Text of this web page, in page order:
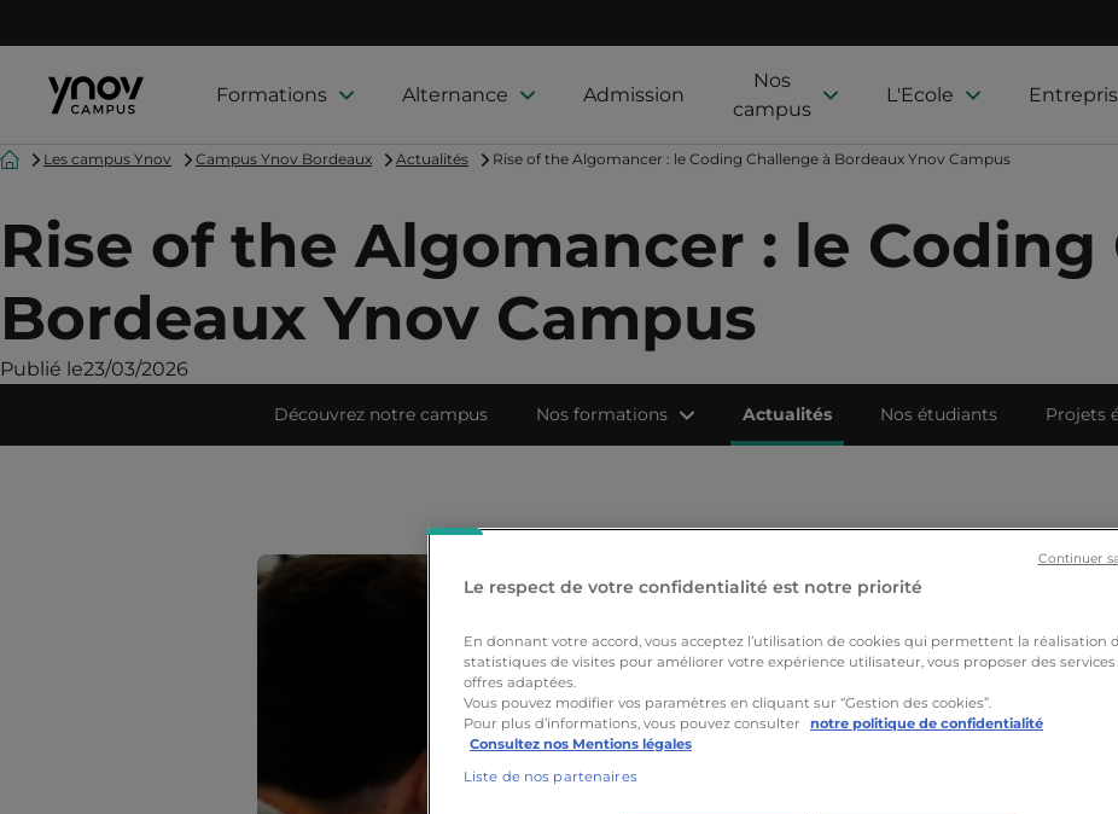
Formations Alternance Admission
Nos
campus
L'Ecole
AccueilLes campus Ynov Campus Ynov Bordeaux Actualités Rise of the Algomancer : le Coding Challenge à Bordeaux Ynov Campus
Rise of the Algomancer : le Coding
Bordeaux Ynov Campus
Publié le23/03/2026
Découvrez notre campus Nos formations Actualités Nos étudiants Projets
Le respect de votre confidentialité est notre priorité
En donnant votre accord, vous acceptez l’utilisation de cookies qui permettent la réalisation
statistiques de visites pour améliorer votre expérience utilisateur, vous proposer des services
offres adaptées.
Vous pouvez modifier vos paramètres en cliquant sur “Gestion des cookies”.
Pour plus d’informations, vous pouvez consulter
notre politique de confidentialité
Consultez nos Mentions légales
Liste de nos partenaires
Continuer